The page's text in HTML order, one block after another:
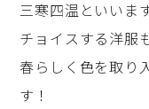
三寒四温といいま
チョイスする洋服
春らしく色を取り
す！